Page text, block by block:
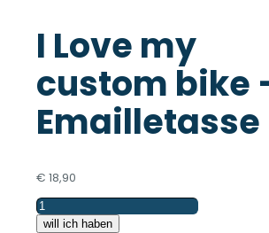
I Love my
custom bike
Emailletasse
€ 18,90
I
Love
will ich haben